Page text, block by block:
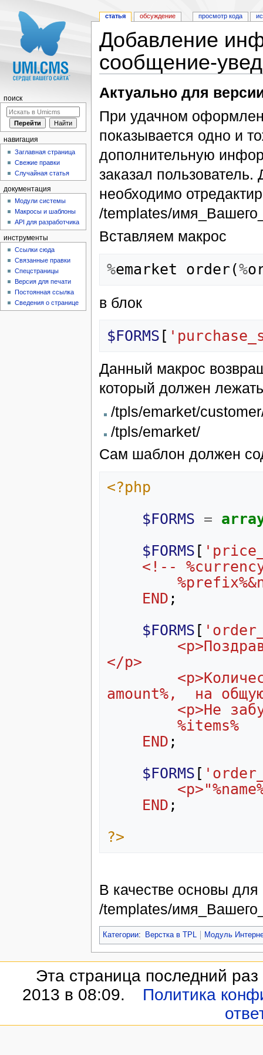
Добавление
сообщение-
Актуально для
При удачном
показывается одно и
дополнительную
заказал
необходимо
/templates/
Вставляем макрос
%emarket order(%
в блок
$FORMS [
Данный макрос
который должен
/tpls/emarket/
/tpls/emarket/
Сам шаблон должен
<?php
$FORMS =
$FORMS [
<!--
END ;
$FORMS [
</p>
amount%,  на
        %items%
END ;
$FORMS [
END ;
?>
В качестве основы
/templates/
Категории: Верстка в TPL Модуль
статья обсуждение просмотр кода
поиск
навигация
Заглавная страница
Свежие правки
Случайная статья
документация
Модули системы
Макросы и шаблоны
API для разработчика
инструменты
Ссылки сюда
Связанные правки
Спецстраницы
Версия для печати
Постоянная ссылка
Сведения о странице
Эта страница последний
2013 в 08:09.
Политика